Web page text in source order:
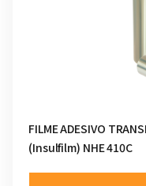
FILME ADESIVO
(Insulfilm) NHE 410C